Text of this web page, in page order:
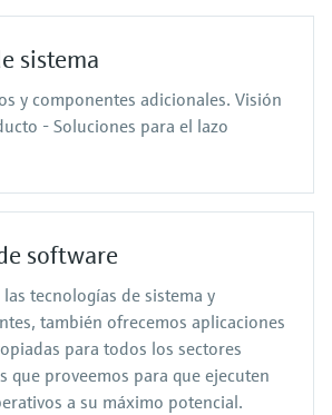
sistema
y componentes adicionales. Visión
- Soluciones para el lazo
software
tecnologías de sistema y
también ofrecemos aplicaciones
para todos los sectores
que proveemos para que ejecuten
a su máximo potencial.